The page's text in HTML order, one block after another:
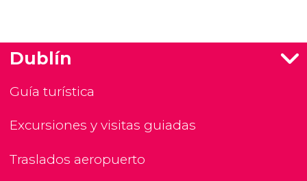
Dublín
Guía turística
Excursiones y visitas guiadas
Traslados aeropuerto